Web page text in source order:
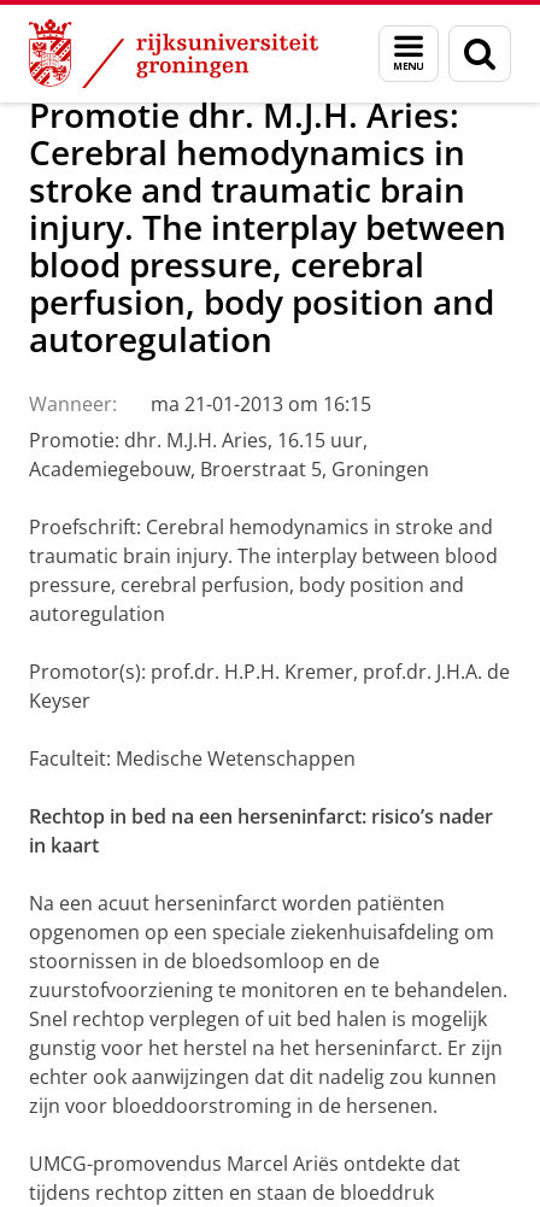
Skip
Content
Skip
Navigation
Menu
en
zoeken
Over ons Actueel Nieuws
Promotie dhr. M.J.H. Aries:
Cerebral hemodynamics in
stroke and traumatic brain
injury. The interplay between
blood pressure, cerebral
perfusion, body position and
autoregulation
Wanneer:
ma 21-01-2013 om 16:15
Promotie: dhr. M.J.H. Aries, 16.15 uur,
Academiegebouw, Broerstraat 5, Groningen
Proefschrift: Cerebral hemodynamics in stroke and
traumatic brain injury. The interplay between blood
pressure, cerebral perfusion, body position and
autoregulation
Promotor(s): prof.dr. H.P.H. Kremer, prof.dr. J.H.A. de
Keyser
Faculteit: Medische Wetenschappen
Rechtop in bed na een herseninfarct: risico’s nader
in kaart
Na een acuut herseninfarct worden patiënten
opgenomen op een speciale ziekenhuisafdeling om
stoornissen in de bloedsomloop en de
zuurstofvoorziening te monitoren en te behandelen.
Snel rechtop verplegen of uit bed halen is mogelijk
gunstig voor het herstel na het herseninfarct. Er zijn
echter ook aanwijzingen dat dit nadelig zou kunnen
zijn voor bloeddoorstroming in de hersenen.
UMCG-promovendus Marcel Ariës ontdekte dat
tijdens rechtop zitten en staan de bloeddruk